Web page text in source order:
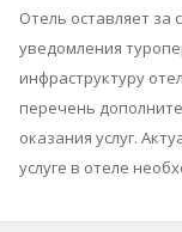
Отель оставляет за
уведомления
инфраструктуру
перечень
оказания услуг.
услуге в отеле